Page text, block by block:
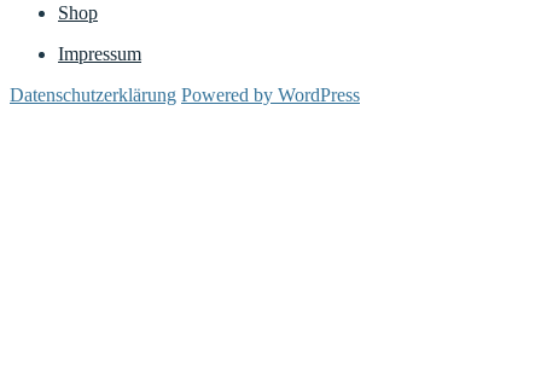
Shop
Impressum
Datenschutzerklärung Powered by WordPress